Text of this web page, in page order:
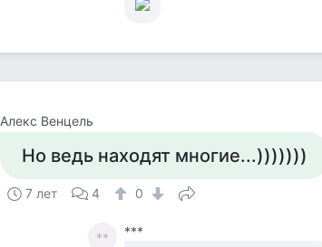
Алекс Венцель
Но ведь находят многие...)))))))
7 лет 4 0
** ***